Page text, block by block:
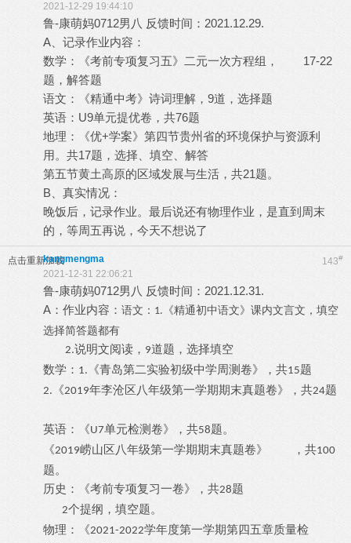
2021-12-29 19:44:10
鲁-康萌妈0712男八 反馈时间：2021.12.29.
A、记录作业内容：
数学：《考前专项复习五》二元一次方程组， 17-22
题，解答题
语文：《精通中考》诗词理解，9道，选择题
英语：U9单元提优卷，共76题
地理：《优+学案》第四节贵州省的环境保护与资源利
用。共17题，选择、填空、解答
第五节黄土高原的区域发展与生活，共21题。
B、真实情况：
晚饭后，记录作业。最后说还有物理作业，是直到周末
的，等周五再说，今天不想说了
点击重新加载 143#
kangmengma
2021-12-31 22:06:21
鲁-康萌妈0712男八 反馈时间：2021.12.31.
A：作业内容： 语文： 1. 《精通初中语文》课内文言文，填空
选择简答题都有
2.说明文阅读， 9道题，选择填空
数学： 1. 《青岛第二实验初级中学周测卷》，共15题
2. 《2019年李沧区八年级第一学期期末真题卷》，共24题
英语：《U7单元检测卷》，共58题。
《2019崂山区八年级第一学期期末真题卷》 ，共100
题。
历史：《考前专项复习一卷》，共28题
2个提纲，填空题。
物理：《2021-2022学年度第一学期第四五章质量检